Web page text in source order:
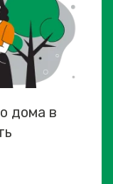
дома в